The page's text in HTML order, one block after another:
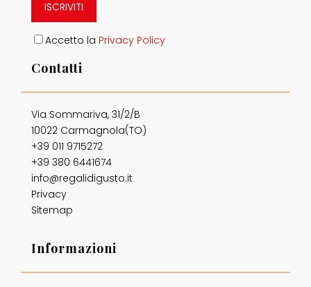
ISCRIVITI
Accetto la Privacy Policy
Contatti
Via Sommariva, 31/2/B
10022 Carmagnola(TO)
+39 011 9715272
+39 380 6441674
info@regalidigusto.it
Privacy
Sitemap
Informazioni